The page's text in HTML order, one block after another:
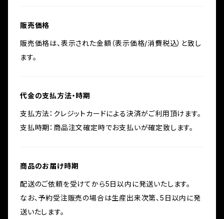
販売価格
販売価格は、表示された金額（表示価格/消費税込）と致し
ます。
代金の支払方法・時期
支払方法：クレジットカードによる決済がご利用頂けます。
支払時期：商品注文確定時でお支払いが確定致します。
商品のお届け時期
配送のご依頼を受けてから5日以内に発送いたします。
なお、予約受注販売の場合は生産出来次第、5日以内に発
送いたします。